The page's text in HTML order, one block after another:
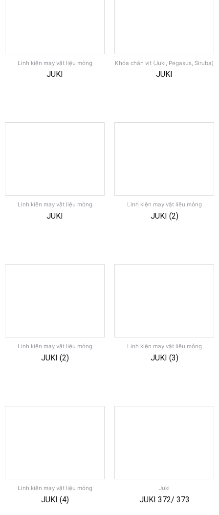
Linh kiện may vật liệu mỏng
JUKI
Khóa chân vịt (Juki, Pegasus, Siruba)
JUKI
Linh kiện may vật liệu mỏng
JUKI
Linh kiện may vật liệu mỏng
JUKI (2)
Linh kiện may vật liệu mỏng
JUKI (2)
Linh kiện may vật liệu mỏng
JUKI (3)
Linh kiện may vật liệu mỏng
JUKI (4)
Juki
JUKI 372/ 373